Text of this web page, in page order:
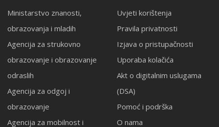
Ministarstvo znanosti,
obrazovanja i mladih
Agencija za strukovno
obrazovanje i obrazovanje
odraslih
Agencija za odgoj i
obrazovanje
Agencija za mobilnost i
Uvjeti korištenja
Pravila privatnosti
Izjava o pristupačnosti
Uporaba kolačića
Akt o digitalnim uslugama
(DSA)
Pomoć i podrška
O nama